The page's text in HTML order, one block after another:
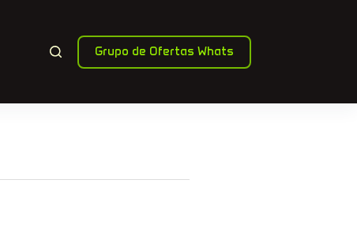
Grupo de Ofertas Whats